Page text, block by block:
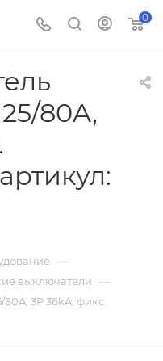
0
80A,
—
выключатели —
3P 36kA, фикс.